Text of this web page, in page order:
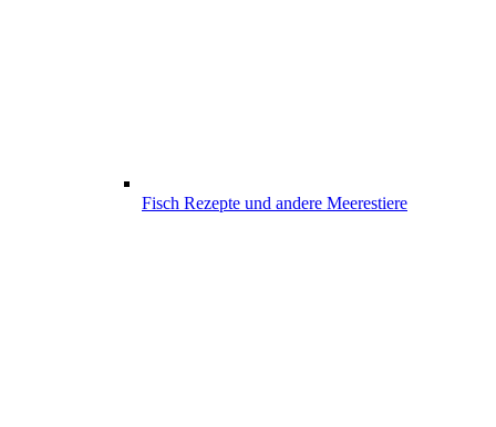
Fisch Rezepte und andere Meerestiere